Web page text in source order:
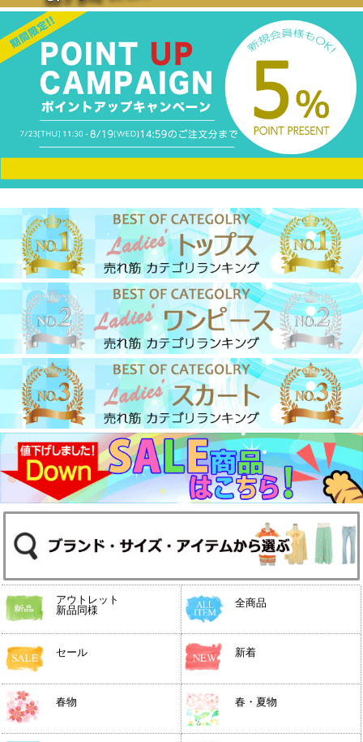
アウトレット
新品同様
全商品
セール 新着
春物 春・夏物